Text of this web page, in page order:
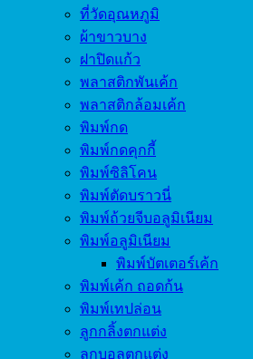
ที่วัดอุณหภูมิ
ผ้าขาวบาง
ฝาปิดแก้ว
พลาสติกพันเค้ก
พลาสติกล้อมเค้ก
พิมพ์กด
พิมพ์กดคุกกี้
พิมพ์ซิลิโคน
พิมพ์ตัดบราวนี่
พิมพ์ถ้วยจีบอลูมิเนียม
พิมพ์อลูมิเนียม
พิมพ์บัตเตอร์เค้ก
พิมพ์เค้ก ถอดก้น
พิมพ์เทปล่อน
ลูกกลิ้งตกแต่ง
ลูกบอลตกแต่ง